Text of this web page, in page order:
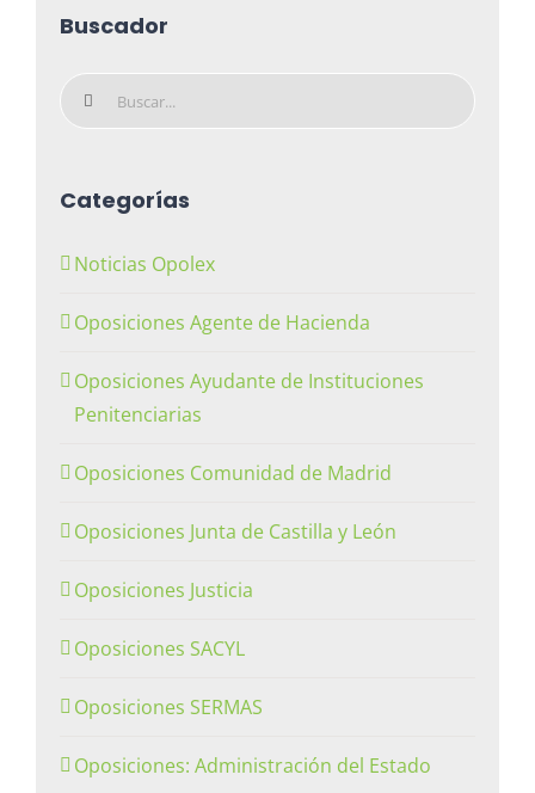
Buscador
Buscar:
Categorías
Noticias Opolex
Oposiciones Agente de Hacienda
Oposiciones Ayudante de Instituciones
Penitenciarias
Oposiciones Comunidad de Madrid
Oposiciones Junta de Castilla y León
Oposiciones Justicia
Oposiciones SACYL
Oposiciones SERMAS
Oposiciones: Administración del Estado